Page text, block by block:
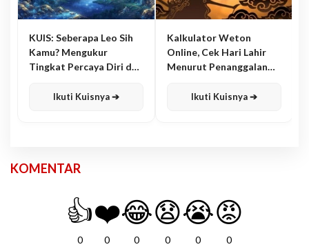
KUIS: Seberapa Leo Sih
Kamu? Mengukur
Tingkat Percaya Diri dan
Ikuti Kuisnya ➔
Kalkulator Weton
Online, Cek Hari Lahir
Menurut Penanggalan
Ikuti Kuisnya ➔
KOMENTAR
👍
0
❤️
0
😂
0
😧
0
😭
0
😡
0